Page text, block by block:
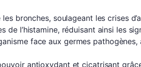
bronches, soulageant les crises
l’histamine, réduisant ainsi les
face aux germes
antioxydant et cicatrisant